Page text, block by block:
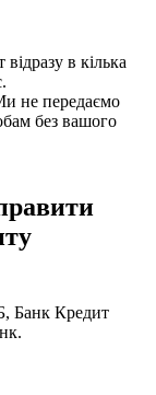
в кілька
не передаємо
без вашого
Банк Кредит